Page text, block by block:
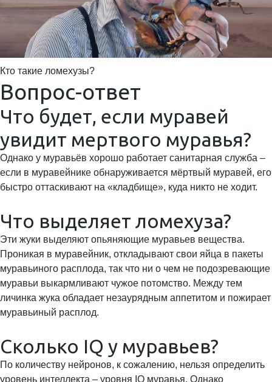
Кто такие ломехузы?
Вопрос-ответ
Что будет, если муравей
увидит мертвого муравья?
Однако у муравьёв хорошо работает санитарная служба –
если в муравейнике обнаруживается мёртвый муравей, его
быстро оттаскивают на «кладбище», куда никто не ходит.
Что выделяет ломехуза?
Эти жуки выделяют опьяняющие муравьев вещества.
Проникая в муравейник, откладывают свои яйца в пакеты
муравьиного расплода, так что ни о чем не подозревающие
муравьи выкармливают чужое потомство. Между тем
личинка жука обладает незаурядным аппетитом и пожирает
муравьиный расплод.
Сколько IQ у муравьев?
По количеству нейронов, к сожалению, нельзя определить
уровень интеллекта – уровня IQ муравья. Однако